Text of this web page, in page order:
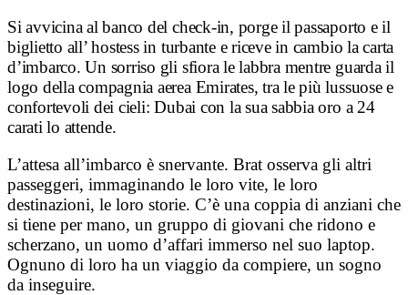
Si avvicina al banco del check-in, porge il passaporto e il
biglietto all’ hostess in turbante e riceve in cambio la carta
d’imbarco. Un sorriso gli sfiora le labbra mentre guarda il
logo della compagnia aerea Emirates, tra le più lussuose e
confortevoli dei cieli: Dubai con la sua sabbia oro a 24
carati lo attende.
L’attesa all’imbarco è snervante. Brat osserva gli altri
passeggeri, immaginando le loro vite, le loro
destinazioni, le loro storie. C’è una coppia di anziani che
si tiene per mano, un gruppo di giovani che ridono e
scherzano, un uomo d’affari immerso nel suo laptop.
Ognuno di loro ha un viaggio da compiere, un sogno
da inseguire.